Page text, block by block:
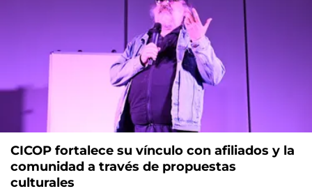
CICOP fortalece su vínculo con afiliados y la
comunidad a través de propuestas
culturales